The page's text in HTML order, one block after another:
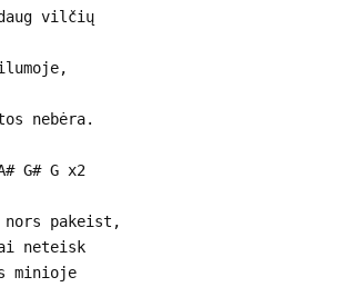
vilčių
nebėra.
G# G x2
nors pakeist,
neteisk
minioje